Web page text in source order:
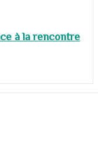
à la rencontre